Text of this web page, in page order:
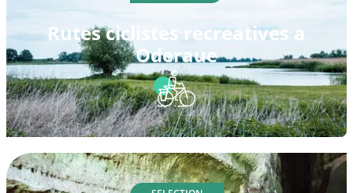
Rutes ciclistes recreatives a
Oderaue